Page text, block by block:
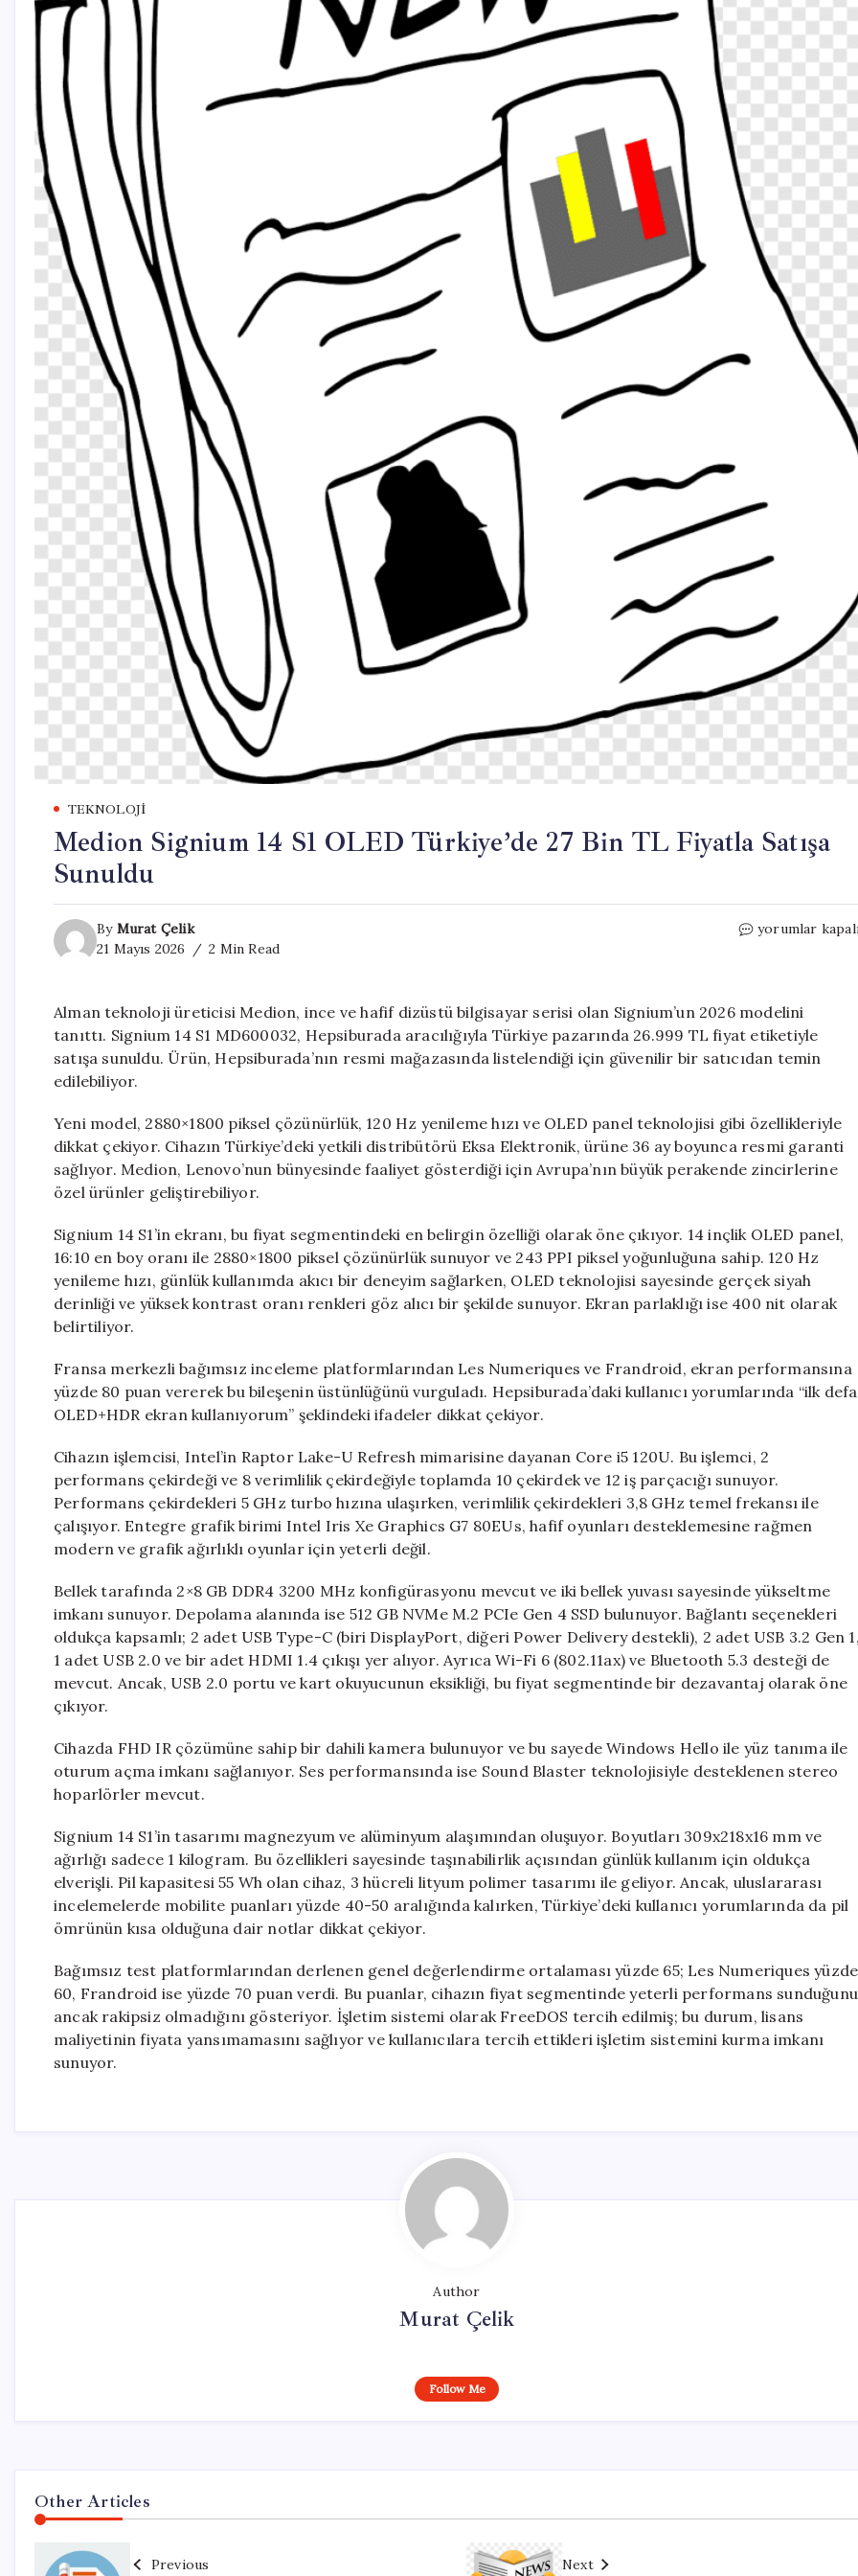
TEKNOLOJI
Medion Signium 14 S1 OLED Türkiye’de 27 Bin TL Fiyatla Satışa
Sunuldu
By Murat Çelik
21 Mayıs 2026
2 Min Read
Medion
OLED
Türkiye’de
Bin
Satışa
Sunuldu
için
yorumlar
Alman teknoloji üreticisi Medion, ince ve hafif dizüstü bilgisayar serisi olan Signium’un 2026 modelini
tanıttı. Signium 14 S1 MD600032, Hepsiburada aracılığıyla Türkiye pazarında 26.999 TL fiyat etiketiyle
satışa sunuldu. Ürün, Hepsiburada’nın resmi mağazasında listelendiği için güvenilir bir satıcıdan temin
edilebiliyor.
Yeni model, 2880×1800 piksel çözünürlük, 120 Hz yenileme hızı ve OLED panel teknolojisi gibi özellikleriyle
dikkat çekiyor. Cihazın Türkiye’deki yetkili distribütörü Eksa Elektronik, ürüne 36 ay boyunca resmi garanti
sağlıyor. Medion, Lenovo’nun bünyesinde faaliyet gösterdiği için Avrupa’nın büyük perakende zincirlerine
özel ürünler geliştirebiliyor.
Signium 14 S1’in ekranı, bu fiyat segmentindeki en belirgin özelliği olarak öne çıkıyor. 14 inçlik OLED panel,
16:10 en boy oranı ile 2880×1800 piksel çözünürlük sunuyor ve 243 PPI piksel yoğunluğuna sahip. 120 Hz
yenileme hızı, günlük kullanımda akıcı bir deneyim sağlarken, OLED teknolojisi sayesinde gerçek siyah
derinliği ve yüksek kontrast oranı renkleri göz alıcı bir şekilde sunuyor. Ekran parlaklığı ise 400 nit olarak
belirtiliyor.
Fransa merkezli bağımsız inceleme platformlarından Les Numeriques ve Frandroid, ekran performansına
yüzde 80 puan vererek bu bileşenin üstünlüğünü vurguladı. Hepsiburada’daki kullanıcı yorumlarında “ilk defa
OLED+HDR ekran kullanıyorum” şeklindeki ifadeler dikkat çekiyor.
Cihazın işlemcisi, Intel’in Raptor Lake-U Refresh mimarisine dayanan Core i5 120U. Bu işlemci, 2
performans çekirdeği ve 8 verimlilik çekirdeğiyle toplamda 10 çekirdek ve 12 iş parçacığı sunuyor.
Performans çekirdekleri 5 GHz turbo hızına ulaşırken, verimlilik çekirdekleri 3,8 GHz temel frekansı ile
çalışıyor. Entegre grafik birimi Intel Iris Xe Graphics G7 80EUs, hafif oyunları desteklemesine rağmen
modern ve grafik ağırlıklı oyunlar için yeterli değil.
Bellek tarafında 2×8 GB DDR4 3200 MHz konfigürasyonu mevcut ve iki bellek yuvası sayesinde yükseltme
imkanı sunuyor. Depolama alanında ise 512 GB NVMe M.2 PCIe Gen 4 SSD bulunuyor. Bağlantı seçenekleri
oldukça kapsamlı; 2 adet USB Type-C (biri DisplayPort, diğeri Power Delivery destekli), 2 adet USB 3.2 Gen
1 adet USB 2.0 ve bir adet HDMI 1.4 çıkışı yer alıyor. Ayrıca Wi-Fi 6 (802.11ax) ve Bluetooth 5.3 desteği de
mevcut. Ancak, USB 2.0 portu ve kart okuyucunun eksikliği, bu fiyat segmentinde bir dezavantaj olarak öne
çıkıyor.
Cihazda FHD IR çözümüne sahip bir dahili kamera bulunuyor ve bu sayede Windows Hello ile yüz tanıma ile
oturum açma imkanı sağlanıyor. Ses performansında ise Sound Blaster teknolojisiyle desteklenen stereo
hoparlörler mevcut.
Signium 14 S1’in tasarımı magnezyum ve alüminyum alaşımından oluşuyor. Boyutları 309x218x16 mm ve
ağırlığı sadece 1 kilogram. Bu özellikleri sayesinde taşınabilirlik açısından günlük kullanım için oldukça
elverişli. Pil kapasitesi 55 Wh olan cihaz, 3 hücreli lityum polimer tasarımı ile geliyor. Ancak, uluslararası
incelemelerde mobilite puanları yüzde 40-50 aralığında kalırken, Türkiye’deki kullanıcı yorumlarında da pil
ömrünün kısa olduğuna dair notlar dikkat çekiyor.
Bağımsız test platformlarından derlenen genel değerlendirme ortalaması yüzde 65; Les Numeriques yüzde
60, Frandroid ise yüzde 70 puan verdi. Bu puanlar, cihazın fiyat segmentinde yeterli performans sunduğunu
ancak rakipsiz olmadığını gösteriyor. İşletim sistemi olarak FreeDOS tercih edilmiş; bu durum, lisans
maliyetinin fiyata yansımamasını sağlıyor ve kullanıcılara tercih ettikleri işletim sistemini kurma imkanı
sunuyor.
Author
Murat Çelik
Follow Me
Other Articles
Previous Next